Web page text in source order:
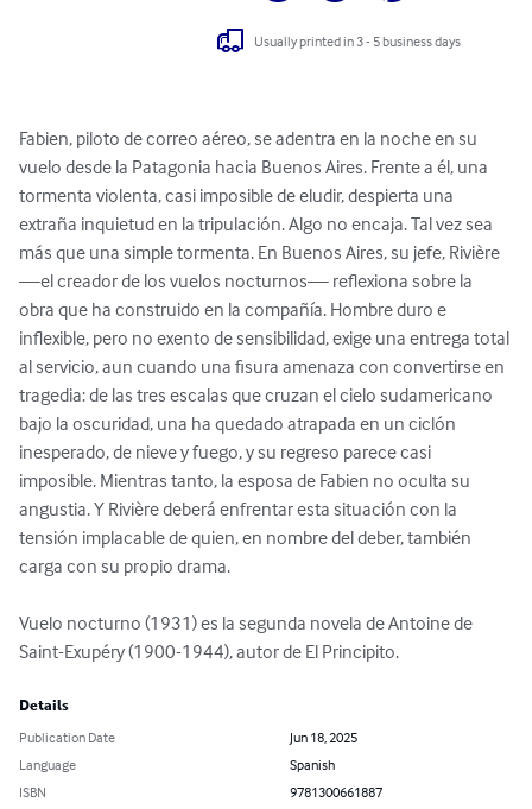
Usually printed in 3 - 5 business days
Fabien, piloto de correo aéreo, se adentra en la noche en su
vuelo desde la Patagonia hacia Buenos Aires. Frente a él, una
tormenta violenta, casi imposible de eludir, despierta una
extraña inquietud en la tripulación. Algo no encaja. Tal vez sea
más que una simple tormenta. En Buenos Aires, su jefe, Rivière
—el creador de los vuelos nocturnos— reflexiona sobre la
obra que ha construido en la compañía. Hombre duro e
inflexible, pero no exento de sensibilidad, exige una entrega total
al servicio, aun cuando una fisura amenaza con convertirse en
tragedia: de las tres escalas que cruzan el cielo sudamericano
bajo la oscuridad, una ha quedado atrapada en un ciclón
inesperado, de nieve y fuego, y su regreso parece casi
imposible. Mientras tanto, la esposa de Fabien no oculta su
angustia. Y Rivière deberá enfrentar esta situación con la
tensión implacable de quien, en nombre del deber, también
carga con su propio drama.
Vuelo nocturno (1931) es la segunda novela de Antoine de
Saint-Exupéry (1900-1944), autor de El Principito.
Details
Publication Date
Jun 18, 2025
Language
Spanish
ISBN
9781300661887